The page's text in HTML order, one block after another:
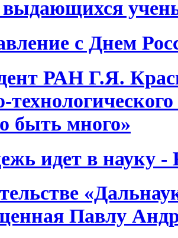
с Днем
РАН Г.Я.
быть много»
идет в науку
Павлу